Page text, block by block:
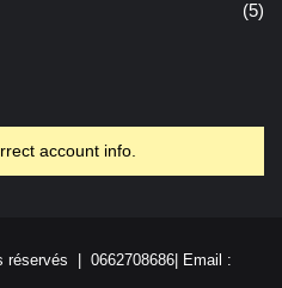
(5)
account info.
réservés | 0662708686| Email :